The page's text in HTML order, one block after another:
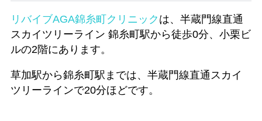
リバイブAGA錦糸町クリニック は、半蔵門線直通
スカイツリーライン 錦糸町駅から徒歩0分、小栗ビ
ルの2階にあります。
草加駅から錦糸町駅までは、半蔵門線直通スカイ
ツリーラインで20分ほどです。